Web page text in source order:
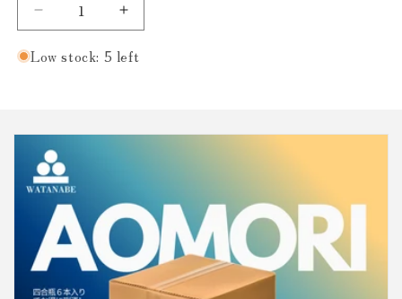
Decrease
quantity
for
桶
け
仕
み
Ice
Blue
Increase
quantity
for
桶
込
み
Ice
Blue
Low stock: 5 left